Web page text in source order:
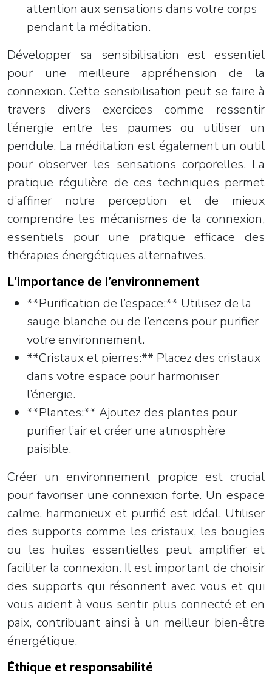
attention aux sensations dans votre corps
pendant la méditation.
Développer sa sensibilisation est essentiel
pour une meilleure appréhension de la
connexion. Cette sensibilisation peut se faire à
travers divers exercices comme ressentir
l’énergie entre les paumes ou utiliser un
pendule. La méditation est également un outil
pour observer les sensations corporelles. La
pratique régulière de ces techniques permet
d’affiner notre perception et de mieux
comprendre les mécanismes de la connexion,
essentiels pour une pratique efficace des
thérapies énergétiques alternatives.
L’importance de l’environnement
**Purification de l’espace:** Utilisez de la
sauge blanche ou de l’encens pour purifier
votre environnement.
**Cristaux et pierres:** Placez des cristaux
dans votre espace pour harmoniser
l’énergie.
**Plantes:** Ajoutez des plantes pour
purifier l’air et créer une atmosphère
paisible.
Créer un environnement propice est crucial
pour favoriser une connexion forte. Un espace
calme, harmonieux et purifié est idéal. Utiliser
des supports comme les cristaux, les bougies
ou les huiles essentielles peut amplifier et
faciliter la connexion. Il est important de choisir
des supports qui résonnent avec vous et qui
vous aident à vous sentir plus connecté et en
paix, contribuant ainsi à un meilleur bien-être
énergétique.
Éthique et responsabilité